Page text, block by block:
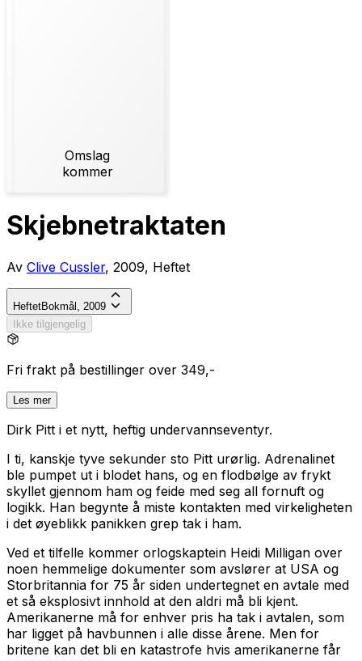
Omslag
kommer
Skjebnetraktaten
Av Clive Cussler, 2009, Heftet
HeftetBokmål, 2009
Ikke tilgjengelig
Fri frakt på bestillinger over 349,-
Les mer
Dirk Pitt i et nytt, heftig undervannseventyr.
I ti, kanskje tyve sekunder sto Pitt urørlig. Adrenalinet
ble pumpet ut i blodet hans, og en flodbølge av frykt
skyllet gjennom ham og feide med seg all fornuft og
logikk. Han begynte å miste kontakten med virkeligheten
i det øyeblikk panikken grep tak i ham.
Ved et tilfelle kommer orlogskaptein Heidi Milligan over
noen hemmelige dokumenter som avslører at USA og
Storbritannia for 75 år siden undertegnet en avtale med
et så eksplosivt innhold at den aldri må bli kjent.
Amerikanerne må for enhver pris ha tak i avtalen, som
har ligget på havbunnen i alle disse årene. Men for
britene kan det bli en katastrofe hvis amerikanerne får